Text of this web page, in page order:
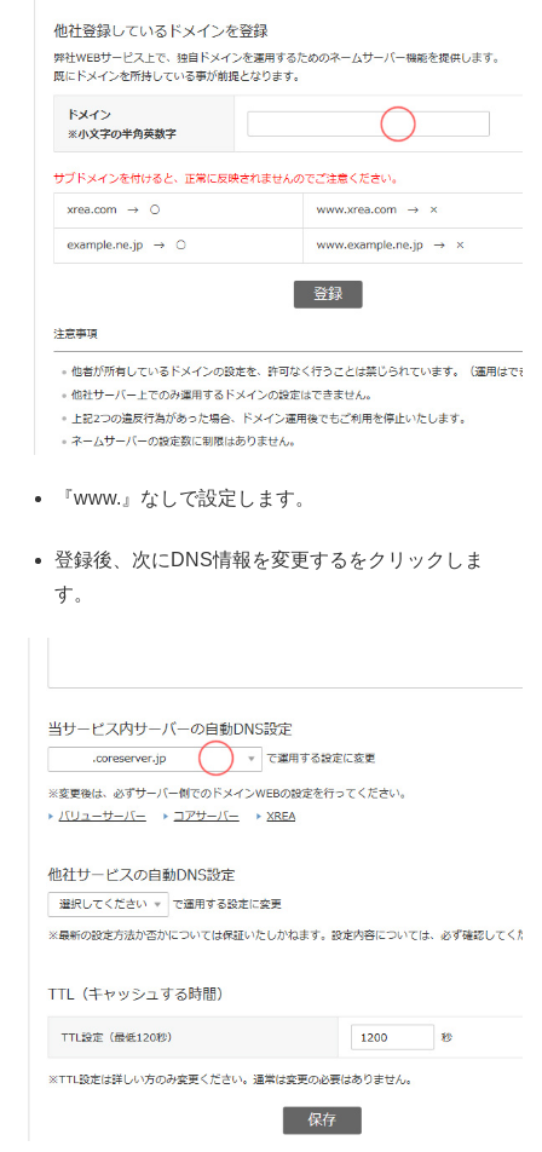
『www.』なしで設定します。
登録後、次にDNS情報を変更するをクリックしま
す。